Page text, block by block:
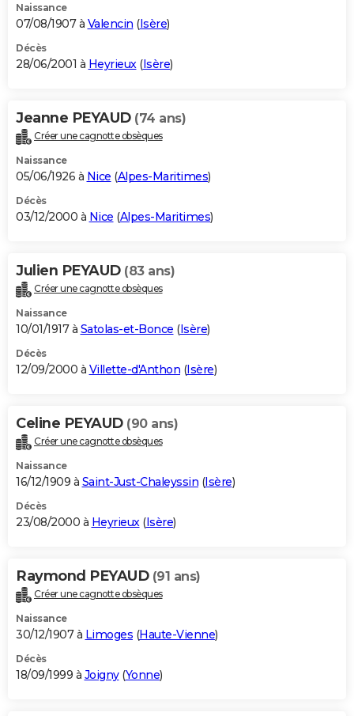
Naissance
07/08/1907 à Valencin (Isère)
Décès
28/06/2001 à Heyrieux(Isère)
Jeanne PEYAUD (74 ans)
Créer une cagnotte obsèques
Naissance
05/06/1926 à Nice (Alpes-Maritimes)
Décès
03/12/2000 à Nice (Alpes-Maritimes)
Julien PEYAUD (83 ans)
Créer une cagnotte obsèques
Naissance
10/01/1917 à Satolas-et-Bonce (Isère)
Décès
12/09/2000 à Villette-d'Anthon (Isère)
Celine PEYAUD (90 ans)
Créer une cagnotte obsèques
Naissance
16/12/1909 à Saint-Just-Chaleyssin (Isère)
Décès
23/08/2000 à Heyrieux(Isère)
Raymond PEYAUD (91 ans)
Créer une cagnotte obsèques
Naissance
30/12/1907 à Limoges (Haute-Vienne)
Décès
18/09/1999 à Joigny(Yonne)